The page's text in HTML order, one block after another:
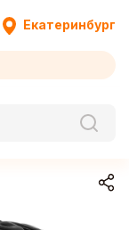
Екатеринбург